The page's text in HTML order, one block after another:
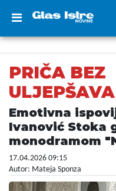
PRIČA BEZ
Emotivna
Ivanović Stoka
monodramom
17.04.2026 09:15
Autor: Mateja Sponza